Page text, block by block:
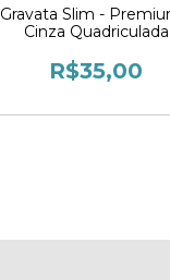
Gravata Slim -
Cinza Quadriculada
R$35,00